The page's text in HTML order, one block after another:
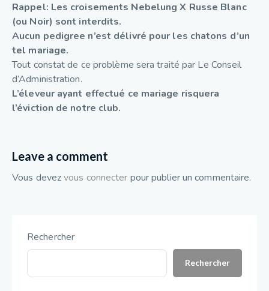
Rappel: Les croisements Nebelung X Russe Blanc
(ou Noir) sont interdits.
Aucun pedigree n’est délivré pour les chatons d’un
tel mariage.
Tout constat de ce problème sera traité par Le Conseil
d’Administration.
L’éleveur ayant effectué ce mariage risquera
l’éviction de notre club.
Leave a comment
Vous devezvous connecter pour publier un commentaire.
Rechercher
Rechercher